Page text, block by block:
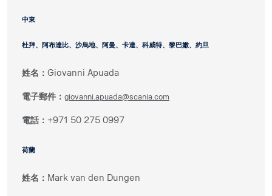
中東
杜拜、阿布達比、沙烏地、阿曼、卡達、科威特、黎巴嫩、約旦
姓名： Giovanni Apuada
電子郵件： giovanni.apuada@scania.com
電話： +971 50 275 0997
荷蘭
姓名： Mark van den Dungen